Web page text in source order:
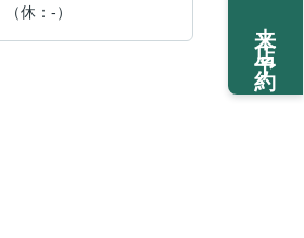
（休：-）
来店予約